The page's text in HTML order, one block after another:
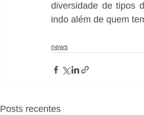
diversidade de tipos
indo além de quem
news
Posts recentes